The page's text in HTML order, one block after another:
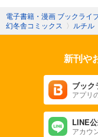
電子書籍・漫画 ブックライ
幻冬舎コミックス 〉 ルチル
新刊や
ブック
アプリ
LINE
アカウ